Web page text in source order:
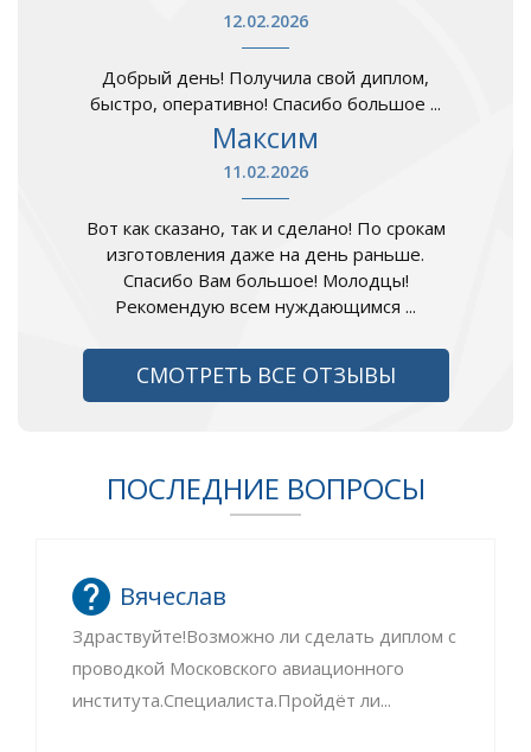
12.02.2026
Добрый день! Получила свой диплом,
быстро, оперативно! Спасибо большое ...
Максим
11.02.2026
Вот как сказано, так и сделано! По срокам
изготовления даже на день раньше.
Спасибо Вам большое! Молодцы!
Рекомендую всем нуждающимся ...
СМОТРЕТЬ ВСЕ ОТЗЫВЫ
ПОСЛЕДНИЕ ВОПРОСЫ
Вячеслав
Здраствуйте!Возможно ли сделать диплом с
проводкой Московского авиационного
института.Специалиста.Пройдёт ли...